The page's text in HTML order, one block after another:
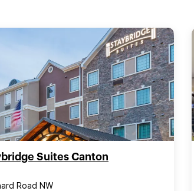
Suites Canton
Road NW